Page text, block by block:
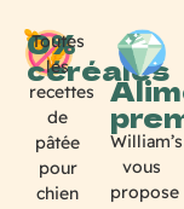
0%
céréales
Toutes
les
recettes
de
pâtée
pour
chien
William’s
vous
propose